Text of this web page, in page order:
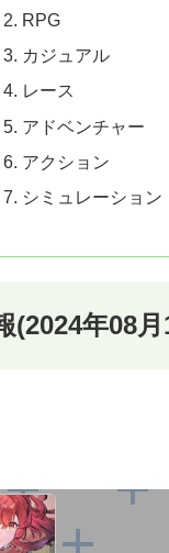
RPG
カジュアル
レース
アドベンチャー
アクション
シミュレーション
(2024年08月